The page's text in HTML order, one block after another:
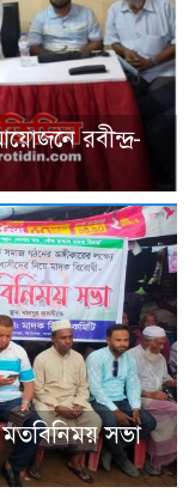
রবীন্দ্র-
সভা